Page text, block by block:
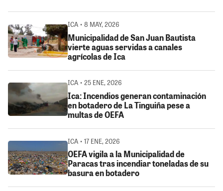
ICA • 8 MAY, 2026
Municipalidad de San Juan Bautista
vierte aguas servidas a canales
agrícolas de Ica
ICA • 25 ENE, 2026
Ica: Incendios generan contaminación
en botadero de La Tinguiña pese a
multas de OEFA
ICA • 17 ENE, 2026
OEFA vigila a la Municipalidad de
Paracas tras incendiar toneladas de su
basura en botadero